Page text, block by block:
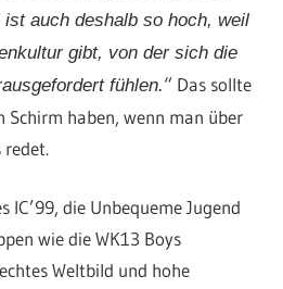
auch deshalb so hoch, weil
gibt, von der sich die
fühlen.“ Das sollte
Schirm haben, wenn man über
IC’99, die Unbequeme Jugend
wie die WK13 Boys
Weltbild und hohe